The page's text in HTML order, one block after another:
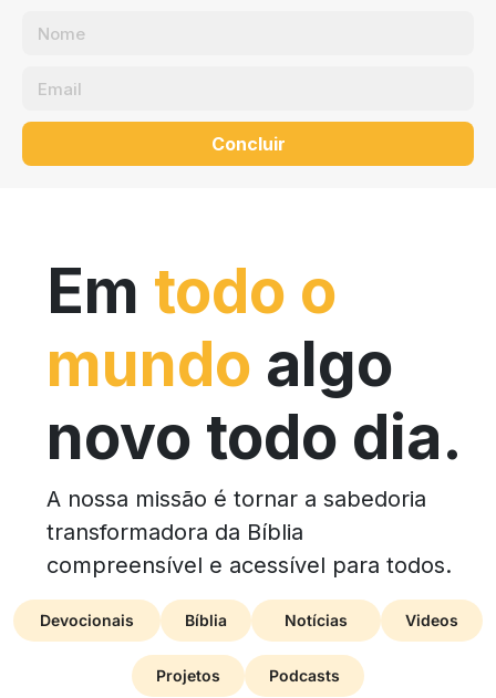
Concluir
Em todo o
mundo algo
novo todo dia.
A nossa missão é tornar a sabedoria
transformadora da Bíblia
compreensível e acessível para todos.
Devocionais Bíblia Notícias Videos
Projetos Podcasts